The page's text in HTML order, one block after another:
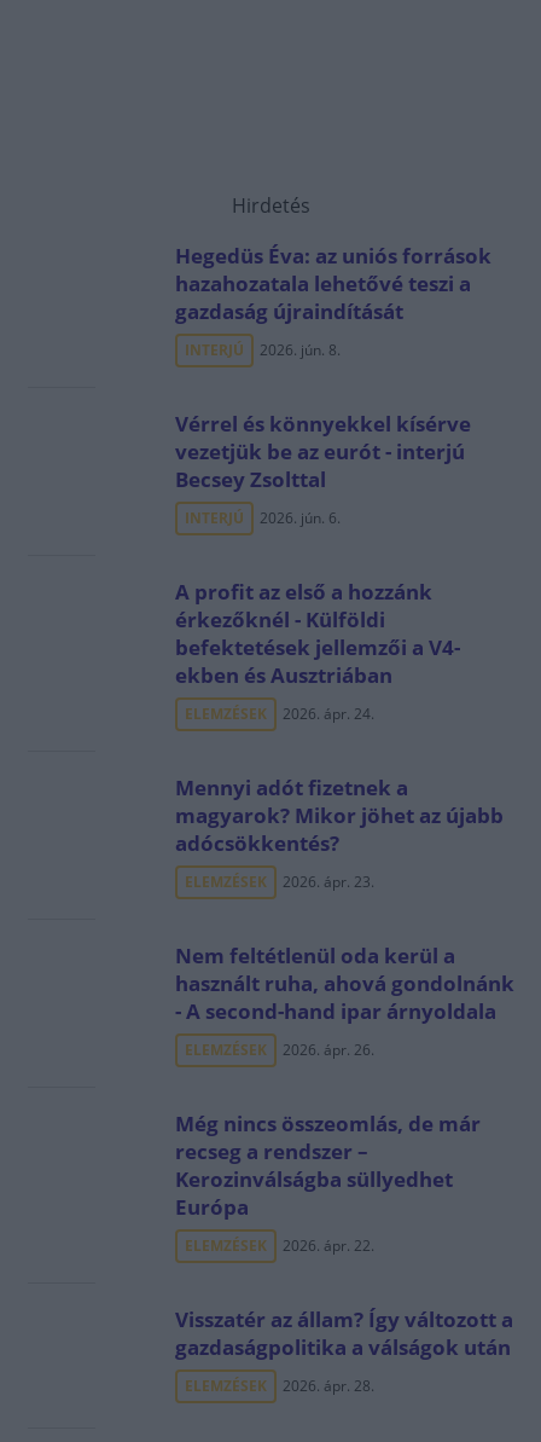
Hirdetés
Hegedüs Éva: az uniós források
hazahozatala lehetővé teszi a
gazdaság újraindítását
INTERJÚ 2026. jún. 8.
Vérrel és könnyekkel kísérve
vezetjük be az eurót - interjú
Becsey Zsolttal
INTERJÚ 2026. jún. 6.
A profit az első a hozzánk
érkezőknél - Külföldi
befektetések jellemzői a V4-
ekben és Ausztriában
ELEMZÉSEK 2026. ápr. 24.
Mennyi adót fizetnek a
magyarok? Mikor jöhet az újabb
adócsökkentés?
ELEMZÉSEK 2026. ápr. 23.
Nem feltétlenül oda kerül a
használt ruha, ahová gondolnánk
- A second-hand ipar árnyoldala
ELEMZÉSEK 2026. ápr. 26.
Még nincs összeomlás, de már
recseg a rendszer –
Kerozinválságba süllyedhet
Európa
ELEMZÉSEK 2026. ápr. 22.
Visszatér az állam? Így változott a
gazdaságpolitika a válságok után
ELEMZÉSEK 2026. ápr. 28.